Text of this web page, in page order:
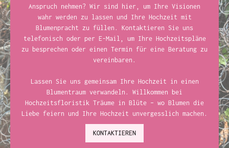
Anspruch nehmen? Wir sind hier, um Ihre Visionen
wahr werden zu lassen und Ihre Hochzeit mit
Blumenpracht zu füllen. Kontaktieren Sie uns
telefonisch oder per E-Mail, um Ihre Hochzeitspläne
zu besprechen oder einen Termin für eine Beratung zu
vereinbaren.
Lassen Sie uns gemeinsam Ihre Hochzeit in einen
Blumentraum verwandeln. Willkommen bei
Hochzeitsfloristik Träume in Blüte – wo Blumen die
Liebe feiern und Ihre Hochzeit unvergesslich machen.
KONTAKTIEREN